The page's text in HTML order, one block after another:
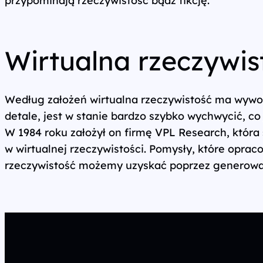
Wirtualna
Według założeń wirtualna rzeczywistość ma
detale, jest w stanie bardzo szybko wychwycić,
W 1984 roku założył on firmę VPL Research,
w wirtualnej rzeczywistości. Pomysły, które
rzeczywistość możemy uzyskać poprzez